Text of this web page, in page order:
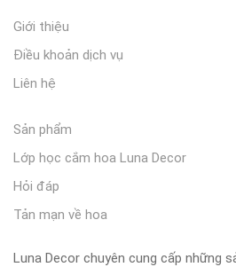
Giới thiệu
Điều khoản dịch vụ
Liên hệ
Sản phẩm
Lớp học cắm hoa Luna Decor
Hỏi đáp
Tản mạn về hoa
Luna Decor chuyên cung cấp những